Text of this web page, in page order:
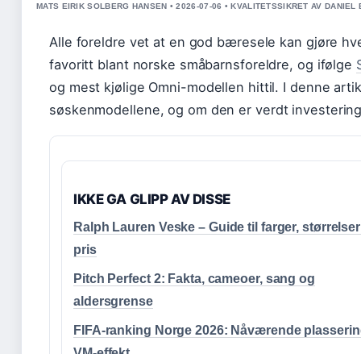
MATS EIRIK SOLBERG HANSEN • 2026-07-06 • KVALITETSSIKRET AV DANIEL
Alle foreldre vet at en god bæresele kan gjøre
favoritt blant norske småbarnsforeldre, og ifølge
og mest kjølige Omni-modellen hittil. I denne
søskenmodellene, og om den er verdt
IKKE GA GLIPP AV DISSE
Ralph Lauren Veske – Guide til farger,
pris
Pitch Perfect 2: Fakta, cameoer, sang og
aldersgrense
FIFA-ranking Norge 2026: Nåværende